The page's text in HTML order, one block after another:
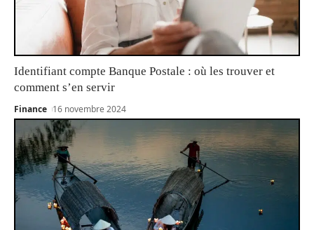
Identifiant compte Banque Postale : où les trouver et
comment s’en servir
Finance 16 novembre 2024